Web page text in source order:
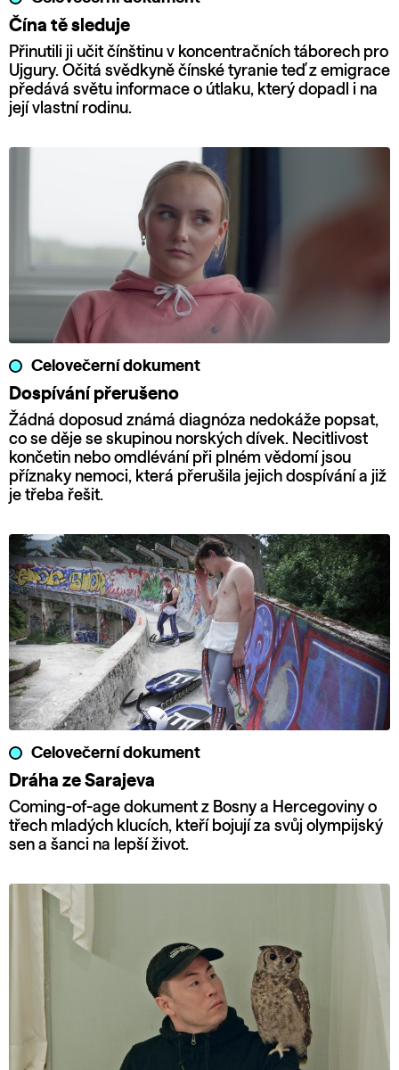
Čína tě sleduje
Přinutili ji učit čínštinu v koncentračních táborech pro
Ujgury. Očitá svědkyně čínské tyranie teď z emigrace
předává světu informace o útlaku, který dopadl i na
její vlastní rodinu.
Celovečerní dokument
Dospívání přerušeno
Žádná doposud známá diagnóza nedokáže popsat,
co se děje se skupinou norských dívek. Necitlivost
končetin nebo omdlévání při plném vědomí jsou
příznaky nemoci, která přerušila jejich dospívání a již
je třeba řešit.
Celovečerní dokument
Dráha ze Sarajeva
Coming-of-age dokument z Bosny a Hercegoviny o
třech mladých klucích, kteří bojují za svůj olympijský
sen a šanci na lepší život.